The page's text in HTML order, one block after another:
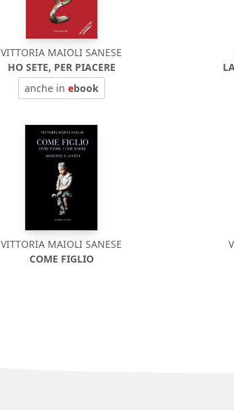
VITTORIA MAIOLI SANESE
HO SETE, PER PIACERE
anche in ebook
VITTORIA MAIOLI SANESE
COME FIGLIO